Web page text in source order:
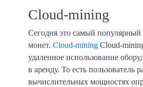
Cloud-mining
Сегодня это самый популярный
монет. Cloud-mining Cloud-
удаленное использование
в аренду. То есть пользователь
вычислительных мощностях